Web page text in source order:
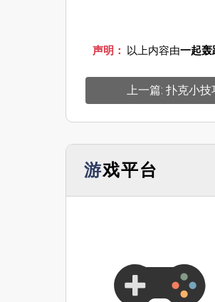
声明： 以上内容由一起轰
上一篇: 扑克小技
游戏平台